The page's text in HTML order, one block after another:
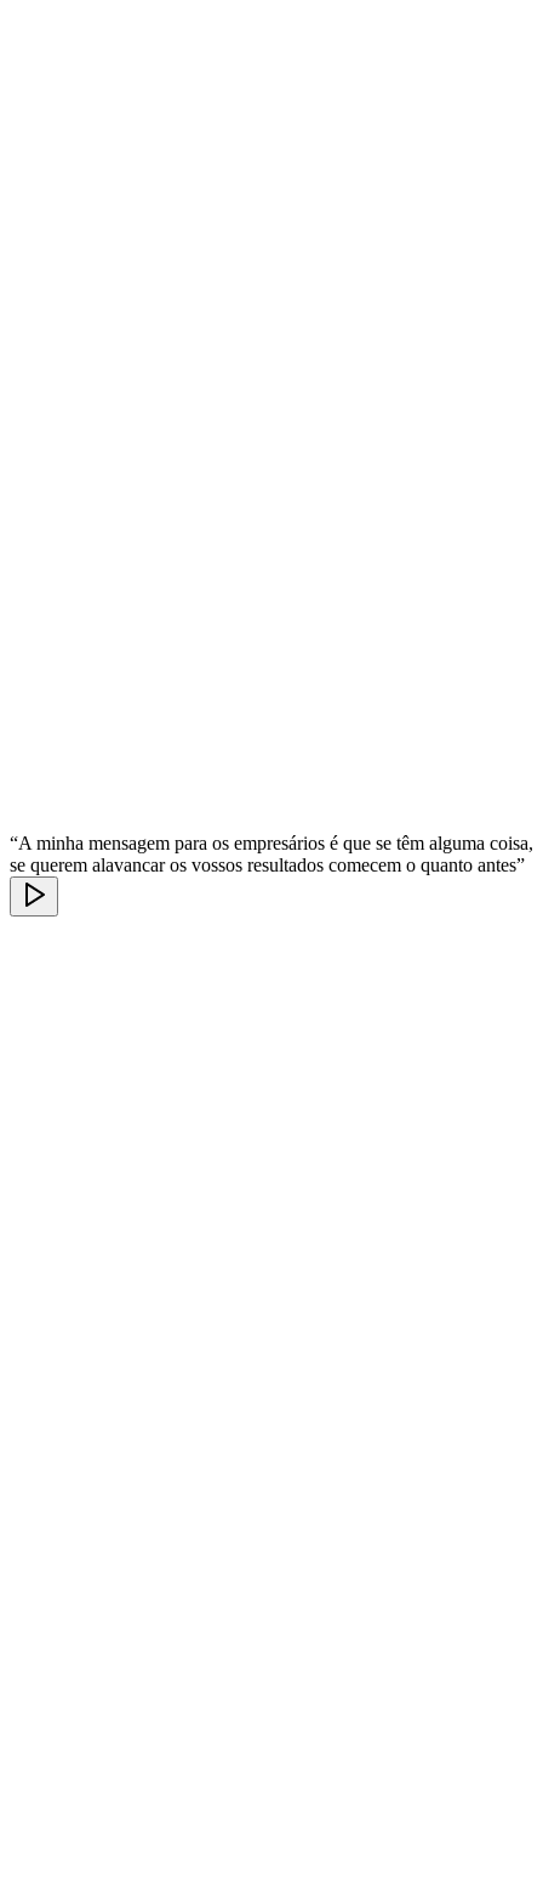
“A minha mensagem para os empresários é que se têm alguma coisa,
se querem alavancar os vossos resultados comecem o quanto antes”